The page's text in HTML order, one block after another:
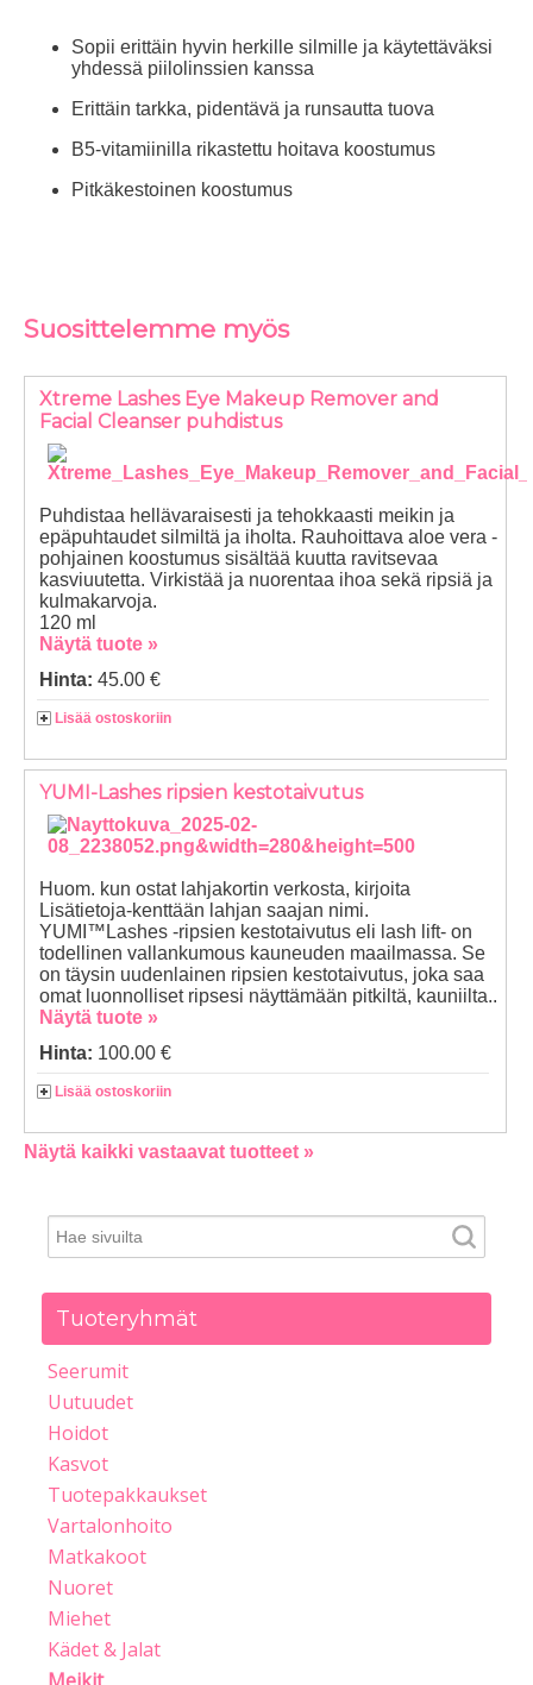
Sopii erittäin hyvin herkille silmille ja käytettäväksi
yhdessä piilolinssien kanssa
Erittäin tarkka, pidentävä ja runsautta tuova
B5-vitamiinilla rikastettu hoitava koostumus
Pitkäkestoinen koostumus
Suosittelemme myös
Xtreme Lashes Eye Makeup Remover and
Facial Cleanser puhdistus
Puhdistaa hellävaraisesti ja tehokkaasti meikin ja
epäpuhtaudet silmiltä ja iholta. Rauhoittava aloe vera -
pohjainen koostumus sisältää kuutta ravitsevaa
kasviuutetta. Virkistää ja nuorentaa ihoa sekä ripsiä ja
kulmakarvoja.
120 ml
Näytä tuote »
Hinta: 45.00 €
Lisää ostoskoriin
YUMI-Lashes ripsien kestotaivutus
Huom. kun ostat lahjakortin verkosta, kirjoita
Lisätietoja-kenttään lahjan saajan nimi.
YUMI™Lashes -ripsien kestotaivutus eli lash lift- on
todellinen vallankumous kauneuden maailmassa. Se
on täysin uudenlainen ripsien kestotaivutus, joka saa
omat luonnolliset ripsesi näyttämään pitkiltä, kauniilta..
Näytä tuote »
Hinta: 100.00 €
Lisää ostoskoriin
Näytä kaikki vastaavat tuotteet »
Tuoteryhmät
Seerumit
Uutuudet
Hoidot
Kasvot
Tuotepakkaukset
Vartalonhoito
Matkakoot
Nuoret
Miehet
Kädet & Jalat